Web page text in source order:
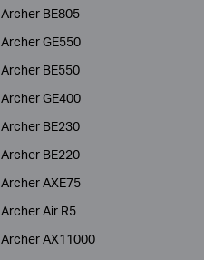
Archer BE805
Archer GE550
Archer BE550
Archer GE400
Archer BE230
Archer BE220
Archer AXE75
Archer Air R5
Archer AX11000